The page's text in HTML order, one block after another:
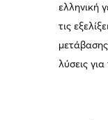
ελληνική
τις
λύσεις